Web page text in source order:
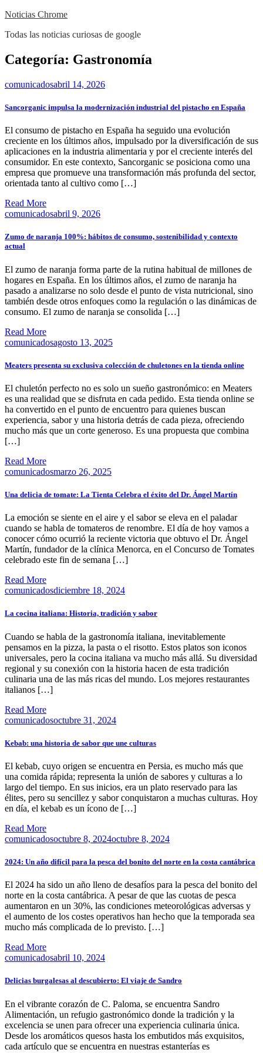
Skip
content
Noticias Chrome
Todas las noticias curiosas de google
Close
Menu
Categoría: Gastronomía
comunicadosabril 14, 2026
Sancorganic impulsa la modernización industrial del pistacho en España
El consumo de pistacho en España ha seguido una evolución
creciente en los últimos años, impulsado por la diversificación de sus
aplicaciones en la industria alimentaria y por el creciente interés del
consumidor. En este contexto, Sancorganic se posiciona como una
empresa que promueve una transformación más profunda del sector,
orientada tanto al cultivo como […]
Read More
comunicadosabril 9, 2026
Zumo de naranja 100%: hábitos de consumo, sostenibilidad y contexto
actual
El zumo de naranja forma parte de la rutina habitual de millones de
hogares en España. En los últimos años, el zumo de naranja ha
pasado a analizarse no solo desde el punto de vista nutricional, sino
también desde otros enfoques como la regulación o las dinámicas de
consumo. El zumo de naranja se consolida […]
Read More
comunicadosagosto 13, 2025
Meaters presenta su exclusiva colección de chuletones en la tienda online
El chuletón perfecto no es solo un sueño gastronómico: en Meaters
es una realidad que se disfruta en cada pedido. Esta tienda online se
ha convertido en el punto de encuentro para quienes buscan
experiencia, sabor y una historia detrás de cada pieza, ofreciendo
mucho más que un corte generoso. Es una propuesta que combina
[…]
Read More
comunicadosmarzo 26, 2025
Una delicia de tomate: La Tienta Celebra el éxito del Dr. Ángel Martín
La emoción se siente en el aire y el sabor se eleva en el paladar
cuando se habla de tomateros de renombre. El día de hoy vamos a
conocer cómo ocurrió la reciente victoria que obtuvo el Dr. Ángel
Martín, fundador de la clínica Menorca, en el Concurso de Tomates
celebrado este fin de semana […]
Read More
comunicadosdiciembre 18, 2024
La cocina italiana: Historia, tradición y sabor
Cuando se habla de la gastronomía italiana, inevitablemente
pensamos en la pizza, la pasta o el risotto. Estos platos son iconos
universales, pero la cocina italiana va mucho más allá. Su diversidad
regional y su conexión con la historia hacen de esta tradición
culinaria una de las más ricas del mundo. Los mejores restaurantes
italianos […]
Read More
comunicadosoctubre 31, 2024
Kebab: una historia de sabor que une culturas
El kebab, cuyo origen se encuentra en Persia, es mucho más que
una comida rápida; representa la unión de sabores y culturas a lo
largo del tiempo. En sus inicios, era un plato reservado para las
élites, pero su sencillez y sabor conquistaron a muchas culturas. Hoy
en día, el kebab es un ícono de […]
Read More
comunicadosoctubre 8, 2024octubre 8, 2024
2024: Un año difícil para la pesca del bonito del norte en la costa cantábrica
El 2024 ha sido un año lleno de desafíos para la pesca del bonito del
norte en la costa cantábrica. A pesar de que las cuotas de pesca
aumentaron en un 30%, las condiciones meteorológicas adversas y
el aumento de los costes operativos han hecho que la temporada sea
mucho más complicada de lo previsto. […]
Read More
comunicadosabril 10, 2024
Delicias burgalesas al descubierto: El viaje de Sandro
En el vibrante corazón de C. Paloma, se encuentra Sandro
Alimentación, un refugio gastronómico donde la tradición y la
excelencia se unen para ofrecer una experiencia culinaria única.
Desde los aromáticos quesos hasta los embutidos más exquisitos,
cada artículo que se encuentra en nuestras estanterías es